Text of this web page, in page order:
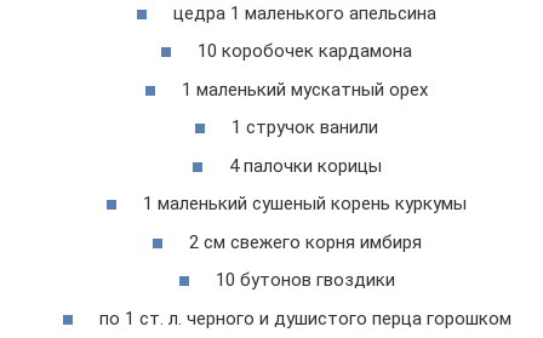
цедра 1 маленького апельсина
10 коробочек кардамона
1 маленький мускатный орех
1 стручок ванили
4 палочки корицы
1 маленький сушеный корень куркумы
2 см свежего корня имбиря
10 бутонов гвоздики
по 1 ст. л. черного и душистого перца горошком